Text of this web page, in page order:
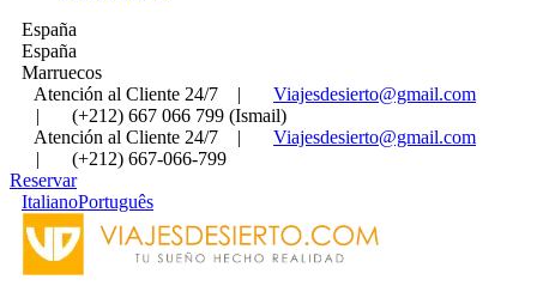
España
España
Marruecos
Atención al Cliente 24/7
|
Viajesdesierto@gmail.com
|
(+212) 667 066 799 (Ismail)
Atención al Cliente 24/7
|
Viajesdesierto@gmail.com
|
(+212) 667-066-799
Reservar
ItalianoPortuguês